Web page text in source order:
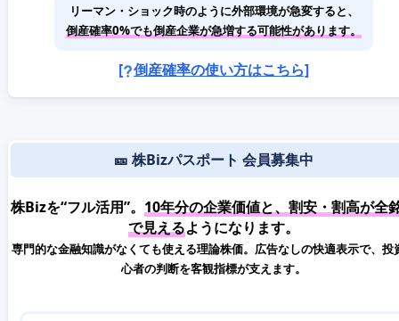
リーマン・ショック時のように外部環境が急変すると、
倒産確率0%でも倒産企業が急増する可能性があります。
[ 倒産確率の使い方はこちら]
🎫 株Bizパスポート 会員募集中
株Bizを“フル活用”。 10年分の企業価値と、割安・割高が全
で見えるようになります。
専門的な金融知識がなくても使える理論株価。広告なしの快適表示で、投
心者の判断を客観指標が支えます。